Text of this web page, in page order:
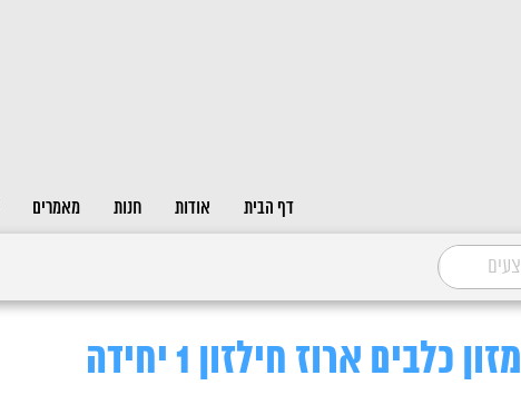
דף הבית
אודות חנות מאמרים
מזון כלבים ארוז חילזון 1 יחידה